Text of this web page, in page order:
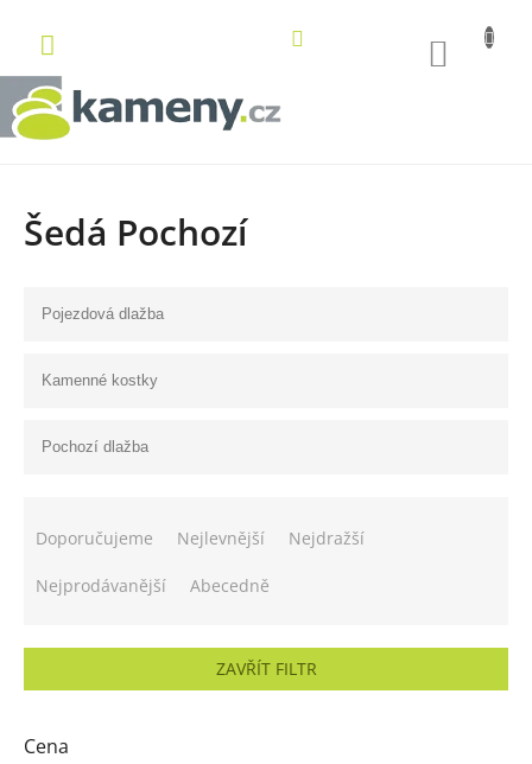
obsah
Šedá Pochozí
Pojezdová dlažba
Kamenné kostky
Pochozí dlažba
r
d
Doporučujeme Nejlevnější Nejdražší
Nejprodávanější Abecedně
ZAVŘÍT FILTR
Cena